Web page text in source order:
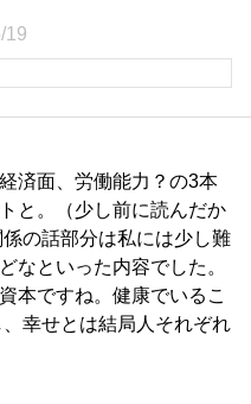
19
済面、労働能力？の3本
と。（少し前に読んだか
の話部分は私には少し難
なといった内容でした。
本ですね。健康でいるこ
幸せとは結局人それぞれ